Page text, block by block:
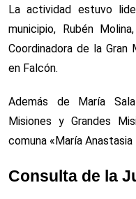
La actividad estuvo
municipio, Rubén
Coordinadora de la Gran
en Falcón.
Además de María
Misiones y Grandes
comuna «María Anastasia
Consulta de la